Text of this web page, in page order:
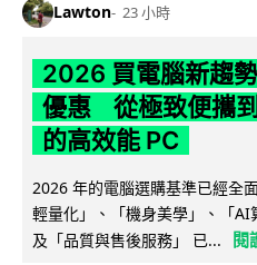
Lawton 23 小時
2026 買電腦新趨
優惠 從極致便攜
的高效能 PC
2026 年的電腦選購基準已經全
輕量化」、「機身美學」、「
及「品質與售後服務」 已...
閱